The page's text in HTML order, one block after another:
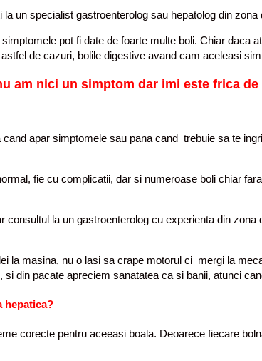
un specialist gastroenterolog sau hepatolog din zona
pot fi date de foarte multe boli. Chiar daca
de cazuri, bolile digestive avand cam aceleasi
am nici un simptom dar imi este frica de
apar simptomele sau pana cand trebuie sa te
fie cu complicatii, dar si numeroase boli chiar
la un gastroenterolog cu experienta din
masina, nu o lasi sa crape motorul ci mergi la
din pacate apreciem sanatatea ca si banii, atunci
hepatica?
corecte pentru aceeasi boala. Deoarece fiecare